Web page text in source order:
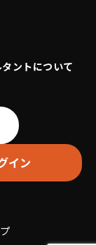
ントについて
イン